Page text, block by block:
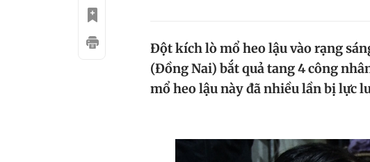
Đột kích lò mổ heo lậu vào rạng
(Đồng Nai) bắt quả tang 4 công
mổ heo lậu này đã nhiều lần bị lực